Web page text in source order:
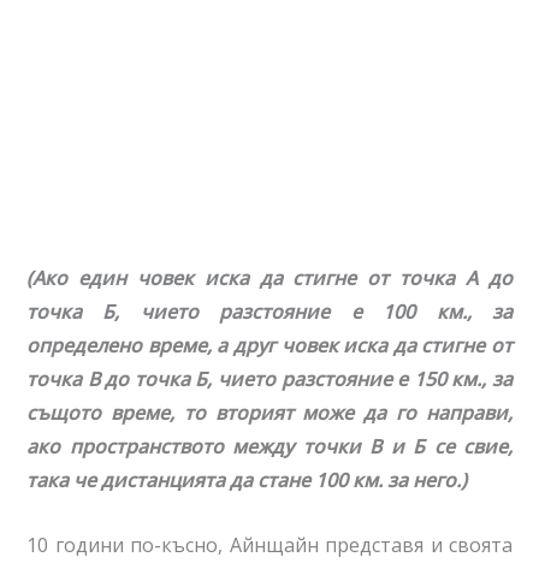
(Ако един човек иска да стигне от точка А до
точка Б, чието разстояние е 100 км., за
определено време, а друг човек иска да стигне от
точка В до точка Б, чието разстояние е 150 км., за
същото време, то вторият може да го направи,
ако пространството между точки В и Б се свие,
така че дистанцията да стане 100 км. за него.)
10 години по-късно, Айнщайн представя и своята